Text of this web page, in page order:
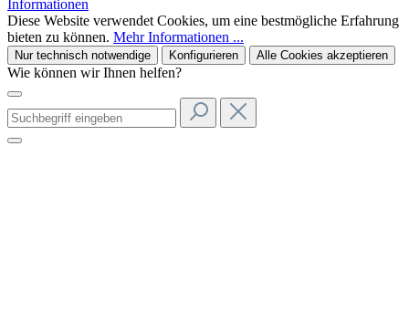
Informationen
Diese Website verwendet Cookies, um eine bestmögliche Erfahrung
bieten zu können. Mehr Informationen ...
Nur technisch notwendige Konfigurieren Alle Cookies akzeptieren
Wie können wir Ihnen helfen?